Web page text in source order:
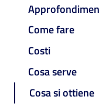
Come fare
Costi
Cosa serve
Cosa si ottiene